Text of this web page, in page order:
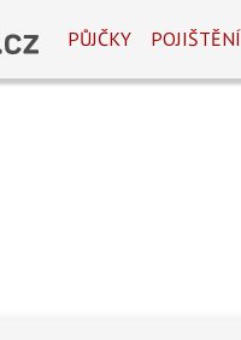
PŮJČKY POJIŠTĚNÍ